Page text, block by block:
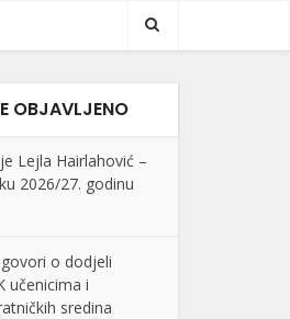
OBJAVLJENO
Lejla Hairlahović –
2026/27. godinu
o dodjeli
učenicima i
sredina